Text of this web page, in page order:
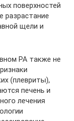
поверхностей
разрастание
щели и
РА также не
(плевриты),
печень и
лечения